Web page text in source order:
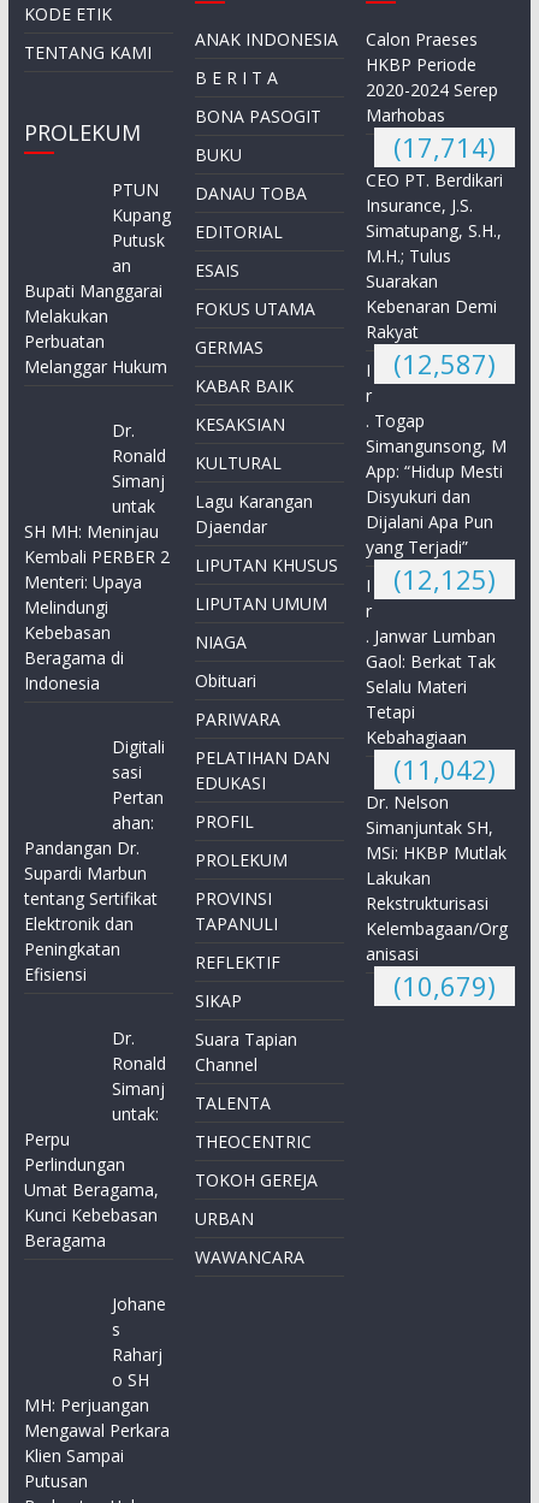
KODE ETIK
TENTANG KAMI
PROLEKUM
PTUN
Kupang
Putusk
an
Bupati Manggarai
Melakukan
Perbuatan
Melanggar Hukum
Dr.
Ronald
Simanj
untak
SH MH: Meninjau
Kembali PERBER 2
Menteri: Upaya
Melindungi
Kebebasan
Beragama di
Indonesia
Digitali
sasi
Pertan
ahan:
Pandangan Dr.
Supardi Marbun
tentang Sertifikat
Elektronik dan
Peningkatan
Efisiensi
Dr.
Ronald
Simanj
untak:
Perpu
Perlindungan
Umat Beragama,
Kunci Kebebasan
Beragama
Johane
s
Raharj
o SH
MH: Perjuangan
Mengawal Perkara
Klien Sampai
Putusan
ANAK INDONESIA
B E R I T A
BONA PASOGIT
BUKU
DANAU TOBA
EDITORIAL
ESAIS
FOKUS UTAMA
GERMAS
KABAR BAIK
KESAKSIAN
KULTURAL
Lagu Karangan
Djaendar
LIPUTAN KHUSUS
LIPUTAN UMUM
NIAGA
Obituari
PARIWARA
PELATIHAN DAN
EDUKASI
PROFIL
PROLEKUM
PROVINSI
TAPANULI
REFLEKTIF
SIKAP
Suara Tapian
Channel
TALENTA
THEOCENTRIC
TOKOH GEREJA
URBAN
WAWANCARA
Calon Praeses
HKBP Periode
2020-2024 Serep
Marhobas
(17,714)
CEO PT. Berdikari
Insurance, J.S.
Simatupang, S.H.,
M.H.; Tulus
Suarakan
Kebenaran Demi
Rakyat
(12,587)
I
r
. Togap
Simangunsong, M
App: “Hidup Mesti
Disyukuri dan
Dijalani Apa Pun
yang Terjadi”
(12,125)
I
r
. Janwar Lumban
Gaol: Berkat Tak
Selalu Materi
Tetapi
Kebahagiaan
(11,042)
Dr. Nelson
Simanjuntak SH,
MSi: HKBP Mutlak
Lakukan
Rekstrukturisasi
Kelembagaan/Org
anisasi
(10,679)